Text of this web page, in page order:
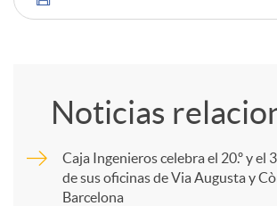
C
Noticias
Caja Ingenieros celebra el 20.º y el
de sus oficinas de Via Augusta y
Barcelona